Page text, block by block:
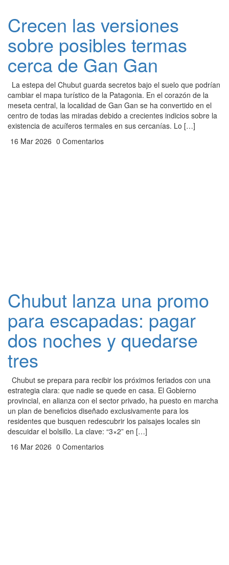
Crecen las versiones
sobre posibles termas
cerca de Gan Gan
La estepa del Chubut guarda secretos bajo el suelo que podrían
cambiar el mapa turístico de la Patagonia. En el corazón de la
meseta central, la localidad de Gan Gan se ha convertido en el
centro de todas las miradas debido a crecientes indicios sobre la
existencia de acuíferos termales en sus cercanías. Lo […]
16 Mar 2026 0 Comentarios
Chubut lanza una promo
para escapadas: pagar
dos noches y quedarse
tres
Chubut se prepara para recibir los próximos feriados con una
estrategia clara: que nadie se quede en casa. El Gobierno
provincial, en alianza con el sector privado, ha puesto en marcha
un plan de beneficios diseñado exclusivamente para los
residentes que busquen redescubrir los paisajes locales sin
descuidar el bolsillo. La clave: “3×2” en […]
16 Mar 2026 0 Comentarios